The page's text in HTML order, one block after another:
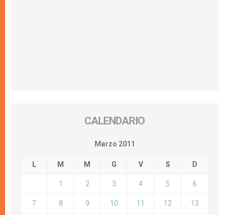
CALENDARIO
Marzo 2011
L M M G V S D
1 2 3 4 5 6
7 8 9 10 11 12 13